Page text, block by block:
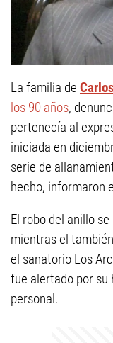
La familia de
los 90 años,
pertenecía al
iniciada en
serie de
hecho, informaron
El robo del anillo
mientras el
el sanatorio Los
fue alertado por su
personal.